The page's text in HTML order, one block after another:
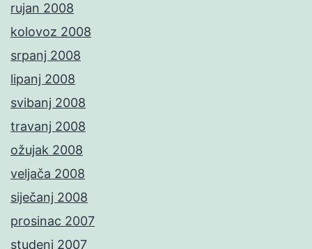
rujan 2008
kolovoz 2008
srpanj 2008
lipanj 2008
svibanj 2008
travanj 2008
ožujak 2008
veljača 2008
siječanj 2008
prosinac 2007
studeni 2007